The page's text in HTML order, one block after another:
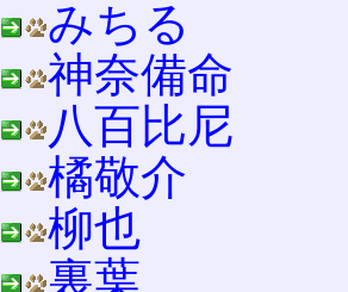
みちる
神奈備命
八百比尼
橘敬介
柳也
裏葉